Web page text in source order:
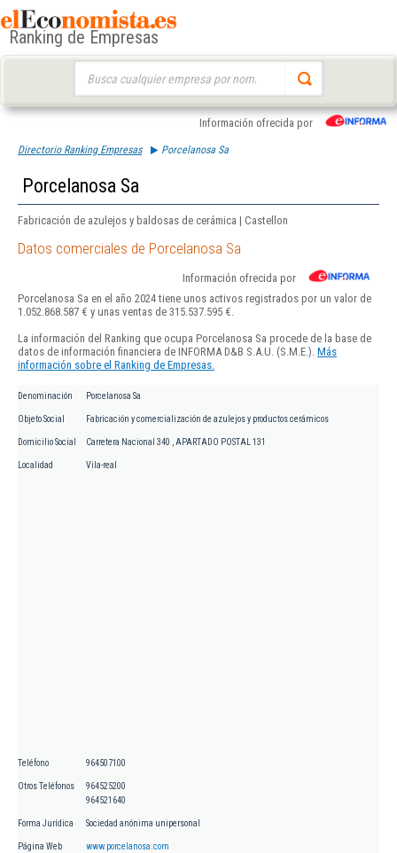
Ranking de Empresas
Información ofrecida por
Directorio Ranking Empresas Porcelanosa Sa
Porcelanosa Sa
Fabricación de azulejos y baldosas de cerámica | Castellon
Datos comerciales de Porcelanosa Sa
Información ofrecida por
Porcelanosa Sa en el año 2024 tiene unos activos registrados por un valor de
1.052.868.587 € y unas ventas de 315.537.595 €.
La información del Ranking que ocupa Porcelanosa Sa procede de la base de
datos de información financiera de INFORMA D&B S.A.U. (S.M.E.). Más
información sobre el Ranking de Empresas.
Denominación Porcelanosa Sa
Objeto Social Fabricación y comercialización de azulejos y productos cerámicos
Domicilio Social Carretera Nacional 340 , APARTADO POSTAL 131
Localidad Vila-real
Teléfono 964507100
Otros Teléfonos
964525200
964521640
Forma Jurídica Sociedad anónima unipersonal
Página Web www.porcelanosa.com